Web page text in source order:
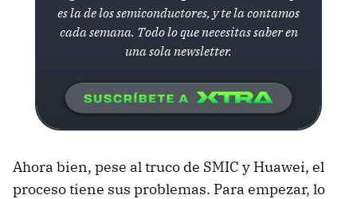
es la de los semiconductores, y te la contamos
cada semana. Todo lo que necesitas saber en
una sola newsletter.
Ahora bien, pese al truco de SMIC y Huawei, el
proceso tiene sus problemas. Para empezar, lo